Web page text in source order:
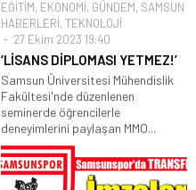
EĞİTİM, EKONOMİ, GÜNDEM, SAMSUN
HABERLERİ, TEKNOLOJİ
27 Ekim 2023 19:40
‘LİSANS DİPLOMASI YETMEZ!’
Samsun Üniversitesi Mühendislik
Fakültesi'nde düzenlenen
seminerde öğrencilerle
deneyimlerini paylaşan MMO...